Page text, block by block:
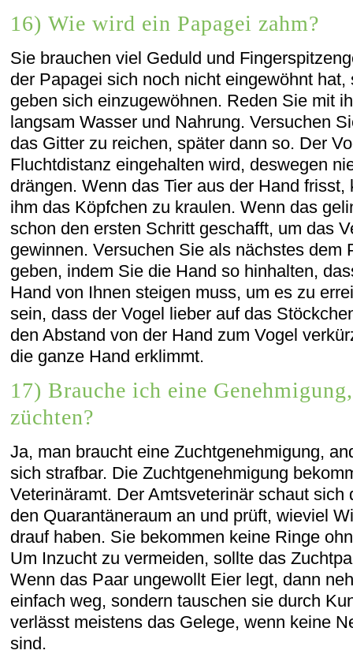
16) Wie wird ein Papagei zahm?
Sie brauchen viel Geduld und
der Papagei sich noch nicht eingewöhnt
geben sich einzugewöhnen. Reden Sie mit
langsam Wasser und Nahrung. Versuchen
das Gitter zu reichen, später dann so. Der
Fluchtdistanz eingehalten wird, deswegen
drängen. Wenn das Tier aus der Hand
ihm das Köpfchen zu kraulen. Wenn das
schon den ersten Schritt geschafft, um das
gewinnen. Versuchen Sie als nächstes dem
geben, indem Sie die Hand so hinhalten,
Hand von Ihnen steigen muss, um es zu
sein, dass der Vogel lieber auf das
den Abstand von der Hand zum Vogel
die ganze Hand erklimmt.
17) Brauche ich eine
züchten?
Ja, man braucht eine Zuchtgenehmigung,
sich strafbar. Die Zuchtgenehmigung
Veterinäramt. Der Amtsveterinär schaut sich
den Quarantäneraum an und prüft, wieviel
drauf haben. Sie bekommen keine Ringe
Um Inzucht zu vermeiden, sollte das
Wenn das Paar ungewollt Eier legt, dann
einfach weg, sondern tauschen sie durch
verlässt meistens das Gelege, wenn keine
sind.